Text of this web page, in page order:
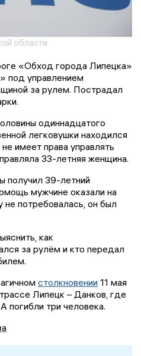
области
«Обход города Липецка»
под управлением
за рулем. Пострадал
одиннадцатого
легковушки находился
имеет права управлять
33-летняя женщина.
получил 39-летний
мужчине оказали на
не потребовалась, он был
как
за рулём и кто передал
столкновении 11 мая
Липецк – Данков, где
погибли три человека.